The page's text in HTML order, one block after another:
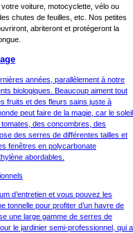
voiture, motocyclette, vélo ou
chutes de feuilles, etc. Nos petites
abriteront et protégeront la
années, parallèlement à notre
biologiques. Beaucoup aiment tout
fruits et des fleurs sains juste à
peut faire de la magie, car le soleil
des concombres, des
des serres de différentes tailles et
fenêtres en polycarbonate
abordables.
d’entretien et vous pouvez les
tonnelle pour profiter d’un havre de
une large gamme de serres de
le jardinier semi-professionnel, qui a